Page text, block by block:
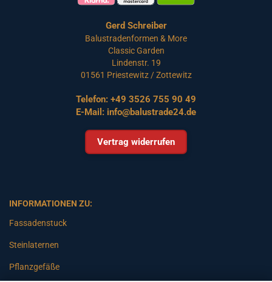
Gerd Schreiber
Balustradenformen & More
Classic Garden
Lindenstr. 19
01561 Priestewitz / Zottewitz
Telefon: +49 3526 755 90 49
E-Mail: info@balustrade24.de
Vertrag widerrufen
INFORMATIONEN ZU:
Fassadenstuck
Steinlaternen
Pflanzgefäße